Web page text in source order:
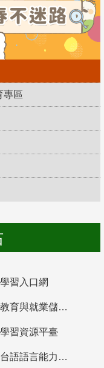
專區
習入口網
青年教育與就業儲蓄帳戶
習資源平臺
臺灣台語語言能力認證網站